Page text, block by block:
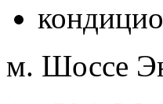
м. Шоссе